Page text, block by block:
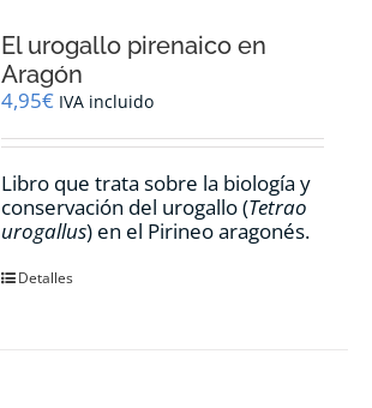
El urogallo pirenaico en
Aragón
4,95€ IVA incluido
Libro que trata sobre la biología y
conservación del urogallo (Tetrao
urogallus) en el Pirineo aragonés.
Detalles